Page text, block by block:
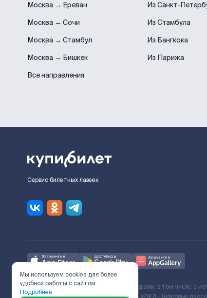
Москва → Ереван
Москва → Сочи
Москва → Стамбул
Москва → Бишкек
Все направления
Из Санкт-
Из Стамбула
Из Бангкока
Из Парижа
Сервис билетных лазеек
Ж/Д билеты предоставляются партнёрами, в том числе с
Мы используем cookies для более
удобной работы с сайтом.
Подробнее